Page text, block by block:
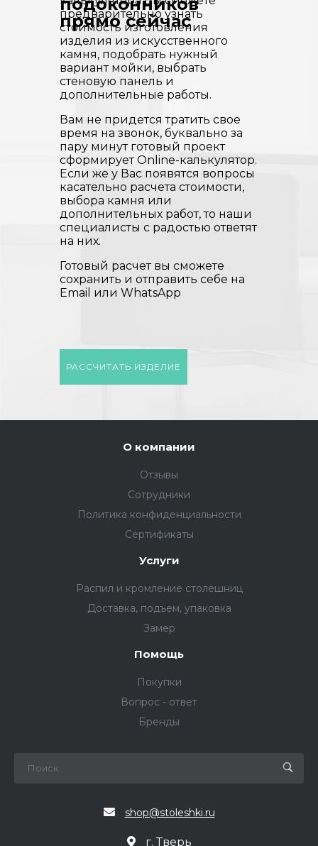
РАССЧИТАТЬ ИЗДЕЛИЕ
предварительно узнать
стоимость изготовления
изделия из искусственного
камня, подобрать нужный
вариант мойки, выбрать
стеновую панель и
дополнительные работы.
Вам не придется тратить свое
время на звонок, буквально за
пару минут готовый проект
сформирует Online-калькулятор.
Если же у Вас появятся вопросы
касательно расчета стоимости,
выбора камня или
дополнительных работ, то наши
специалисты с радостью ответят
на них.
Готовый расчет вы сможете
сохранить и отправить себе на
Email или WhatsApp
прямо сейчас
О компании
Отзывы
Сотрудники
Политика конфиденциальности
Сертификаты
Услуги
Распил и кромление столешниц
Доставка, подъем, упаковка
Замер
Помощь
Покупки
Вопрос - ответ
Бренды
shop@stoleshki.ru
г. Тверь